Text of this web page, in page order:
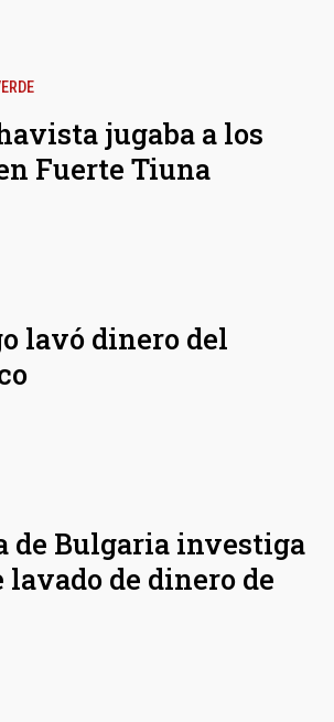
jugaba a los
Fuerte Tiuna
lavó dinero del
de Bulgaria investiga
de dinero de